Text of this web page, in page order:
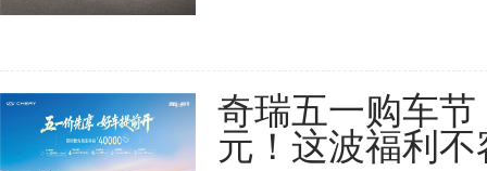
奇瑞五一购车节
元！这波福利